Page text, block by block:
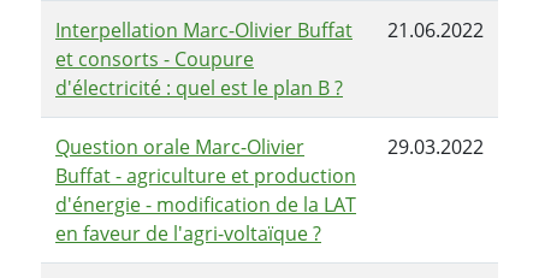
Interpellation Marc-Olivier Buffat
et consorts - Coupure
d'électricité : quel est le plan B ?
21.06.2022
Question orale Marc-Olivier
Buffat - agriculture et production
d'énergie - modification de la LAT
en faveur de l'agri-voltaïque ?
29.03.2022